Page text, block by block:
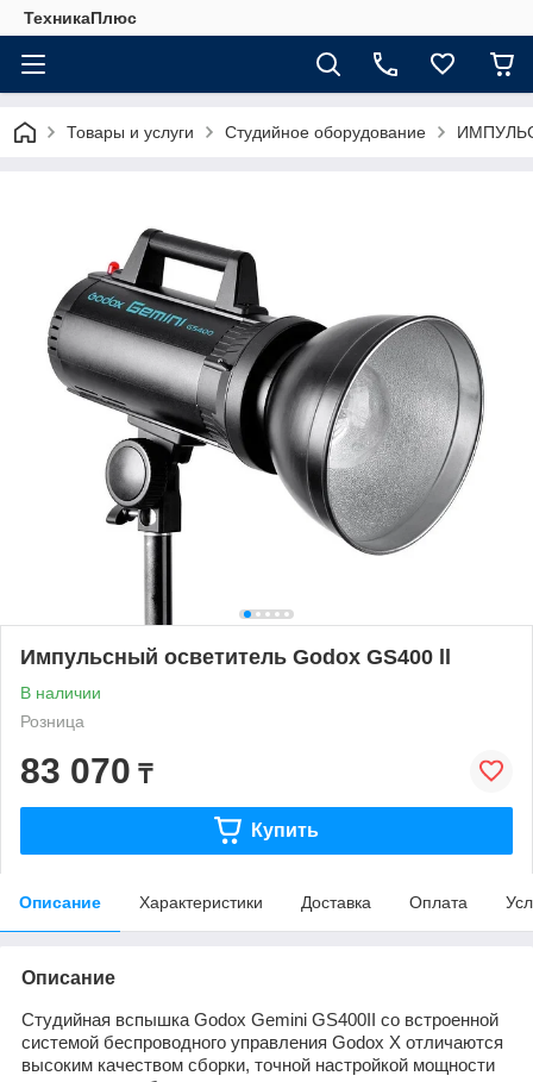
ТехникаПлюс
Товары и услуги Студийное оборудование
Импульсный осветитель Godox GS400 ll
В наличии
Розница
83 070 ₸
Купить
Описание Характеристики Доставка Оплата
Описание
Студийная вспышка Godox Gemini GS400II со встроенной
системой беспроводного управления Godox X отличаются
высоким качеством сборки, точной настройкой мощности